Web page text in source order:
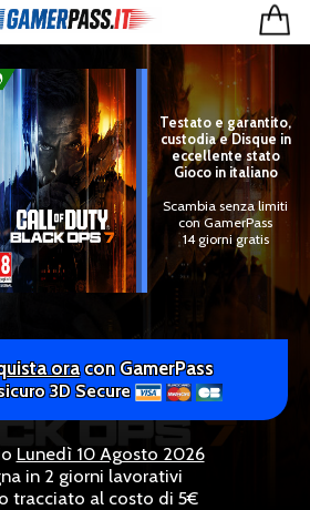
Testato e garantito,
custodia e Disque in
eccellente stato
Gioco in italiano
Scambia senza limiti
con GamerPass
14 giorni gratis
oracon GamerPass
3D Secure
Lunedì 10 Agosto 2026
in 2 giorni lavorativi
tracciato al costo di 5€